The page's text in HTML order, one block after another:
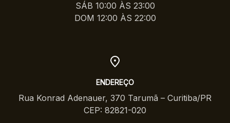
SÁB 10:00 ÀS 23:00
DOM 12:00 ÀS 22:00
ENDEREÇO
Rua Konrad Adenauer, 370 Tarumã – Curitiba/PR
CEP: 82821-020